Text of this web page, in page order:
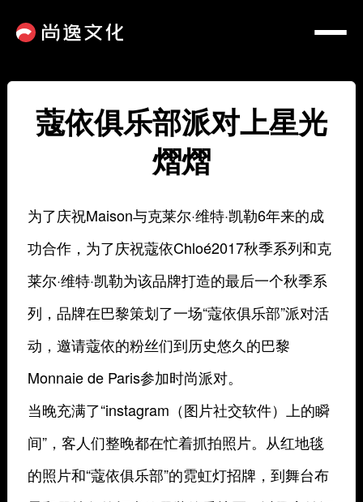
蔻依俱乐部派对上星光
熠熠
为了庆祝Maison与克莱尔·维特·凯勒6年来的成
功合作，为了庆祝蔻依Chloé2017秋季系列和克
莱尔·维特·凯勒为该品牌打造的最后一个秋季系
列，品牌在巴黎策划了一场“蔻依俱乐部”派对活
动，邀请蔻依的粉丝们到历史悠久的巴黎
Monnaie de Paris参加时尚派对。
当晚充满了“instagram（图片社交软件）上的瞬
间”，客人们整晚都在忙着抓拍照片。从红地毯
的照片和“蔻依俱乐部”的霓虹灯招牌，到舞台布